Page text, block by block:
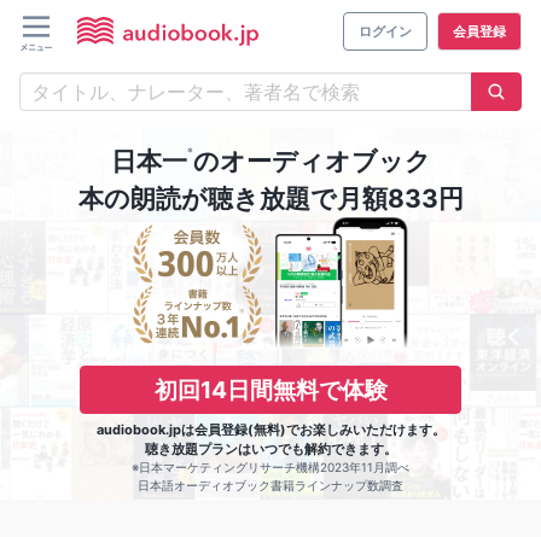
ログイン 会員登録
日本一※のオーディオブック
本の朗読が聴き放題で月額833円
初回14日間無料で体験
audiobook.jpは会員登録(無料)でお楽しみいただけます。
聴き放題プランはいつでも解約できます。
※日本マーケティングリサーチ機構2023年11月調べ
日本語オーディオブック書籍ラインナップ数調査